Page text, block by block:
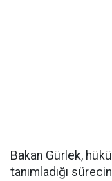
Bakan Gürlek,
tanımladığı